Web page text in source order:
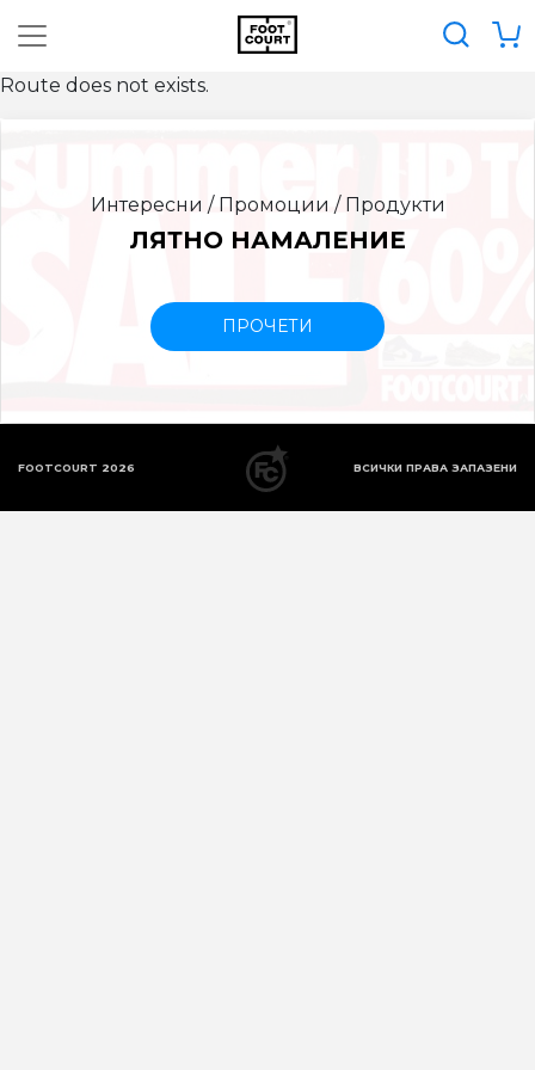
Route does not exists.
Интересни / Промоции / Продукти
ЛЯТНО НАМАЛЕНИЕ
ПРОЧЕТИ
FOOTCOURT 2026 ВСИЧКИ ПРАВА ЗАПАЗЕНИ